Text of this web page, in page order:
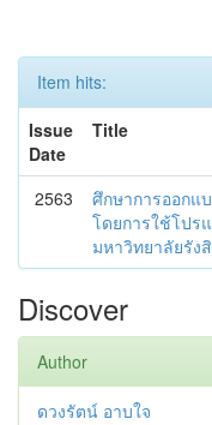
Item hits:
Issue
Date
Title
2563
ศึกษาการออกแ
โดยการใช้โปร
มหาวิทยาลัยรัง
Discover
Author
ดวงรัตน์ อาบใจ